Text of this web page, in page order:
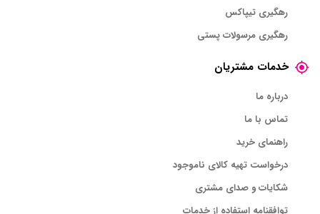
رهگیری تیپاکس
رهگیری مرسولات پستی
خدمات مشتریان
درباره ما
تماس با ما
راهنمای خرید
درخواست تهیه کالای ناموجود
شکایات و صدای مشتری
توافقنامه استفاده از خدمات